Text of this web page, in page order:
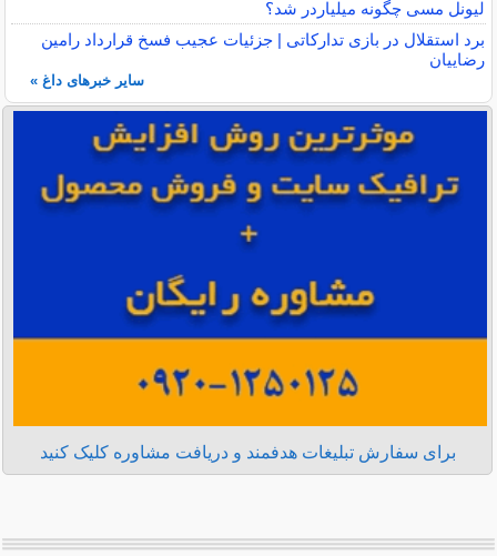
لیونل مسی چگونه میلیاردر شد؟
برد استقلال در بازی تدارکاتی | جزئیات عجیب فسخ قرارداد رامین
رضاییان
سایر خبرهای داغ »
برای سفارش تبلیغات هدفمند و دریافت مشاوره کلیک کنید